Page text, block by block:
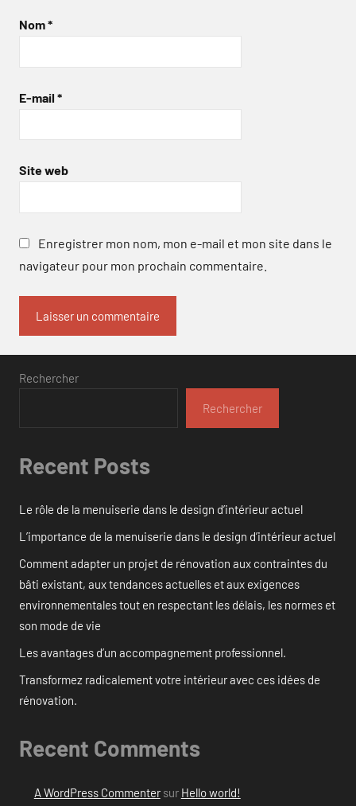
Nom*
E-mail *
Site web
Enregistrer mon nom, mon e-mail et mon site dans le
navigateur pour mon prochain commentaire.
Rechercher
Rechercher
Recent Posts
Le rôle de la menuiserie dans le design d’intérieur actuel
L’importance de la menuiserie dans le design d’intérieur actuel
Comment adapter un projet de rénovation aux contraintes du
bâti existant, aux tendances actuelles et aux exigences
environnementales tout en respectant les délais, les normes et
son mode de vie
Les avantages d’un accompagnement professionnel.
Transformez radicalement votre intérieur avec ces idées de
rénovation.
Recent Comments
A WordPress Commentersur Hello world!